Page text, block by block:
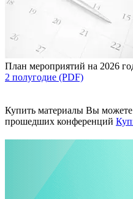
План мероприятий на 2026
2 полугодие (PDF)
Купить материалы Вы можете
прошедших конференций